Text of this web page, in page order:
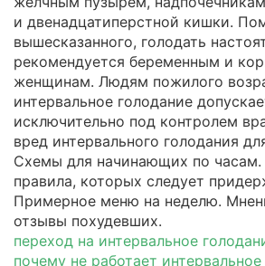
и двенадцатиперстной кишки.
вышесказанного, голодать
рекомендуется беременным и
женщинам. Людям пожилого
интервальное голодание
исключительно под контролем
вред интервального голодания
Схемы для начинающих по
правила, которых следует
Примерное меню на неделю.
отзывы похудевших.
переход на интервальное
почему не работает